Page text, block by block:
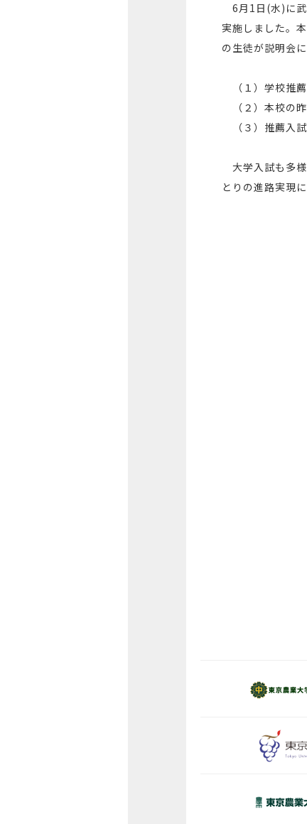
6月1日(水)に武
実施しました。
の生徒が説明会
（１）学校推
（２）本校の
（３）推薦入
大学入試も多
とりの進路実現